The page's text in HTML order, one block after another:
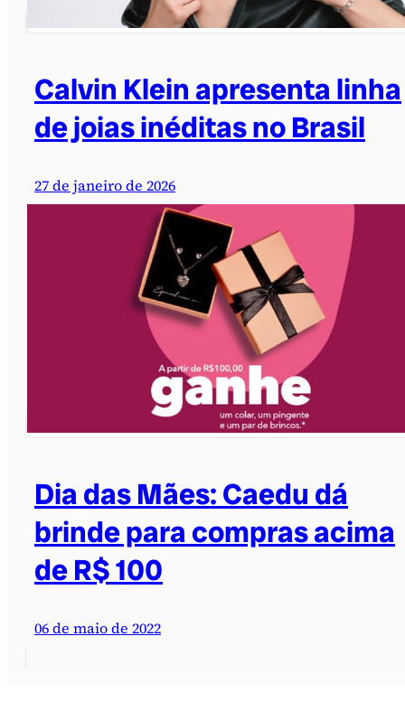
Calvin Klein apresenta linha
de joias inéditas no Brasil
27 de janeiro de 2026
Dia das Mães: Caedu dá
brinde para compras acima
de R$ 100
06 de maio de 2022